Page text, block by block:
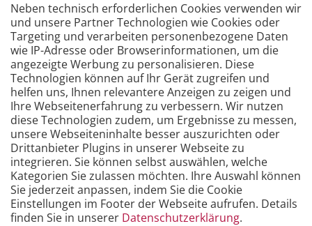
Durch die kontinuierliche Versionierung
behalten Sie die Kontrolle - und geraten nicht in
die Rolle des abhängigen Anwendenden. Sie
stellen jederzeit sicher, dass alle FMEA-
Versionen sicher gespeichert und zugänglich
sind.
Neben technisch erforderlichen Cookies verwenden wir
und unsere Partner Technologien wie Cookies oder
Targeting und verarbeiten personenbezogene Daten
wie IP-Adresse oder Browserinformationen, um die
angezeigte Werbung zu personalisieren. Diese
Technologien können auf Ihr Gerät zugreifen und
helfen uns, Ihnen relevantere Anzeigen zu zeigen und
Ihre Webseitenerfahrung zu verbessern. Wir nutzen
diese Technologien zudem, um Ergebnisse zu messen,
unsere Webseiteninhalte besser auszurichten oder
Drittanbieter Plugins in unserer Webseite zu
integrieren. Sie können selbst auswählen, welche
Kategorien Sie zulassen möchten. Ihre Auswahl können
Sie jederzeit anpassen, indem Sie die Cookie
Einstellungen im Footer der Webseite aufrufen. Details
finden Sie in unserer Datenschutzerklärung.